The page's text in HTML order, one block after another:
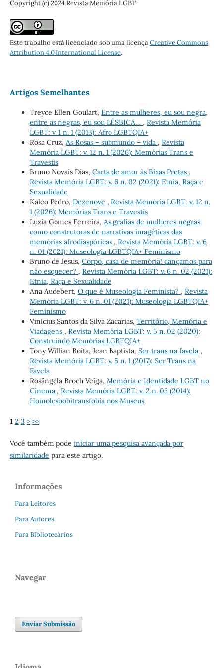
Copyright (c) 2024 Revista Memória LGBT
Este trabalho está licenciado sob uma licençaCreative Commons
Attribution 4.0 International License.
Artigos Semelhantes
Treyce Ellen Goulart, Entre as mulheres, eu sou negra,
entre as negras, eu sou LÉSBICA… , Revista Memória
LGBT: v. 1 n. 1 (2013): Afro LGBTQIA+
Rosa Cruz, As Rosas – submundo – vida , Revista
Memória LGBT: v. 12 n. 1 (2026): Memórias Trans e
Travestis
Bruno Novais Dias, Carta de amor às Bixas Pretas ,
Revista Memória LGBT: v. 6 n. 02 (2021): Etnia, Raça e
Sexualidade
Kaleo Pedro, Dezenove , Revista Memória LGBT: v. 12 n.
1 (2026): Memórias Trans e Travestis
Luzia Gomes Ferreira, As grafias de mulheres negras
como construtoras de narrativas imagéticas das
memórias afrodiaspóricas , Revista Memória LGBT: v. 6
n. 01 (2021): Museologia LGBTQIA+ Feminismo
Bruno de Jesus, Corpo, casa de memória! dançamos para
não esquecer? , Revista Memória LGBT: v. 6 n. 02 (2021):
Etnia, Raça e Sexualidade
Ana Audebert, O que é Museologia Feminista? , Revista
Memória LGBT: v. 6 n. 01 (2021): Museologia LGBTQIA+
Feminismo
Vinícius Santos da Silva Zacarias, Território, Memória e
Viadagens , Revista Memória LGBT: v. 5 n. 02 (2020):
Construindo Memórias LGBTQIA+
Tony Willian Boita, Jean Baptista, Ser trans na favela ,
Revista Memória LGBT: v. 5 n. 1 (2017): Ser Trans na
Favela
Rosângela Broch Veiga, Memória e Identidade LGBT no
Cinema , Revista Memória LGBT: v. 2 n. 03 (2014):
Homolesbobitransfobia nos Museus
1 2 3 > >>
Você também pode iniciar uma pesquisa avançada por
similaridade para este artigo.
Informações
Para Leitores
Para Autores
Para Bibliotecários
Navegar
Enviar Submissão